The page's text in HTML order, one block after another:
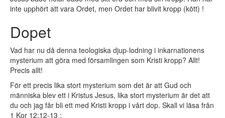
inte upphört att vara Ordet, men Ordet har blivit kropp (kött) !
Dopet
Vad har nu då denna teologiska djup-lodning i inkarnationens
mysterium att göra med församlingen som Kristi kropp? Allt!
Precis allt!
För ett precis lika stort mysterium som det är att Gud och
människa blev ett i Kristus Jesus, lika stort mysterium är det att
du och jag får bli ett med Kristi kropp i vårt dop. Skall vi läsa från
1 Kor 12:12-13 :